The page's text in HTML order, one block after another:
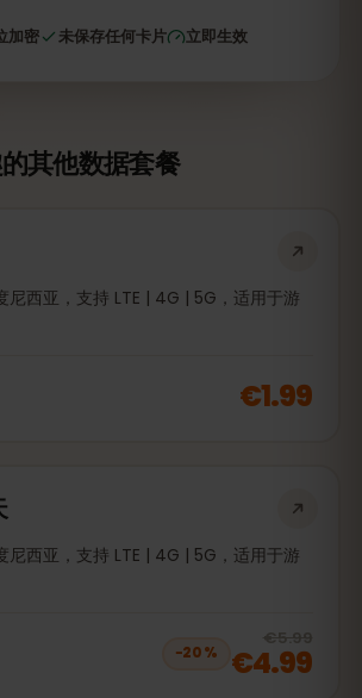
加密 未保存任何卡片 立即生效
其他数据套餐
尼西亚，支持 LTE | 4G | 5G，适用于游
€1.99
尼西亚，支持 LTE | 4G | 5G，适用于游
−20%
€5.99
€4.99